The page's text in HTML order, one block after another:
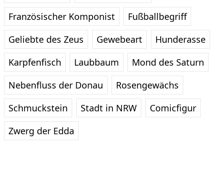
Französischer Komponist
Fußballbegriff
Geliebte des Zeus
Gewebeart
Hunderasse
Karpfenfisch
Laubbaum
Mond des Saturn
Nebenfluss der Donau
Rosengewächs
Schmuckstein
Stadt in NRW
Comicfigur
Zwerg der Edda